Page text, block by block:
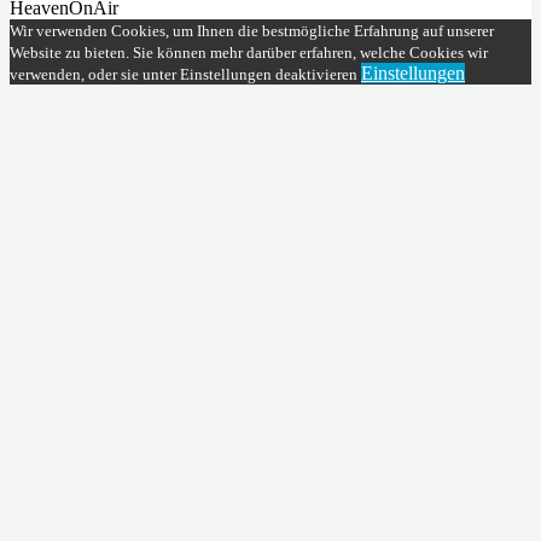
HeavenOnAir
Wir verwenden Cookies, um Ihnen die bestmögliche Erfahrung auf unserer
Website zu bieten. Sie können mehr darüber erfahren, welche Cookies wir
verwenden, oder sie unter Einstellungen deaktivieren Einstellungen